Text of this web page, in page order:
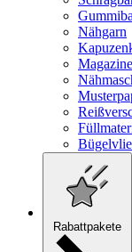
Nähgarn
Magazine
Rabattpakete